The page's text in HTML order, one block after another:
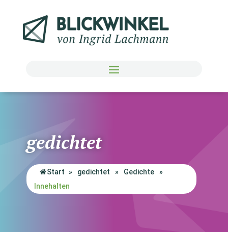
gedichtet
Start » gedichtet » Gedichte
»
Innehalten